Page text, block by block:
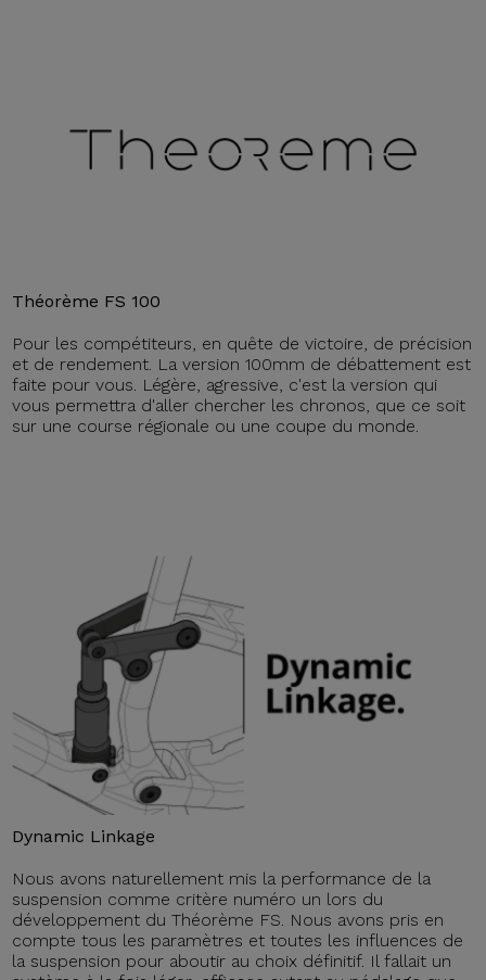
Théorème FS 100
Pour les compétiteurs, en quête de victoire, de précision
et de rendement. La version 100mm de débattement est
faite pour vous. Légère, agressive, c'est la version qui
vous permettra d'aller chercher les chronos, que ce soit
sur une course régionale ou une coupe du monde.
Dynamic Linkage
Nous avons naturellement mis la performance de la
suspension comme critère numéro un lors du
développement du Théorème FS. Nous avons pris en
compte tous les paramètres et toutes les influences de
la suspension pour aboutir au choix définitif. Il fallait un